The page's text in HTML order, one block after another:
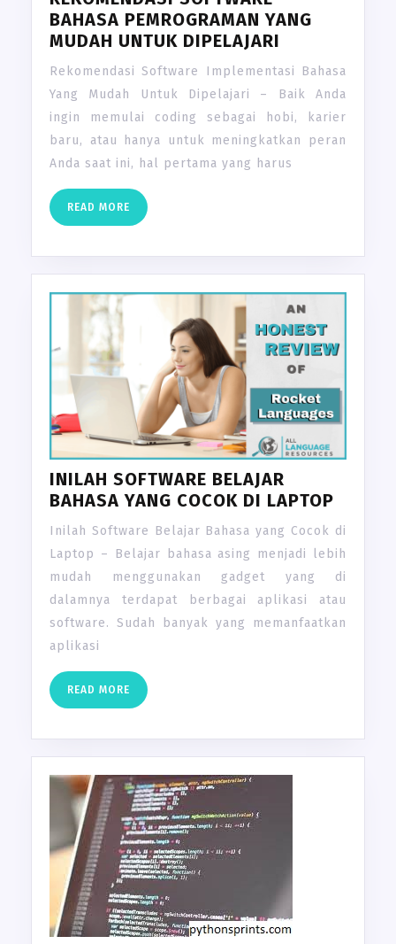
BAHASA PEMROGRAMAN YANG
MUDAH UNTUK DIPELAJARI
Rekomendasi Software Implementasi Bahasa
Yang Mudah Untuk Dipelajari – Baik Anda
ingin memulai coding sebagai hobi, karier
baru, atau hanya untuk meningkatkan peran
Anda saat ini, hal pertama yang harus
READ MORE READ
MORE
INILAH SOFTWARE BELAJAR
BAHASA YANG COCOK DI LAPTOP
Inilah Software Belajar Bahasa yang Cocok di
Laptop – Belajar bahasa asing menjadi lebih
mudah menggunakan gadget yang di
dalamnya terdapat berbagai aplikasi atau
software. Sudah banyak yang memanfaatkan
aplikasi
READ MORE READ
MORE